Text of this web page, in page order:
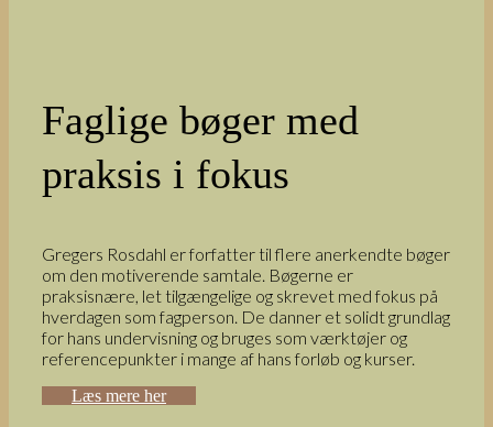
Faglige bøger med
praksis i fokus
Gregers Rosdahl er forfatter til flere anerkendte bøger
om den motiverende samtale. Bøgerne er
praksisnære, let tilgængelige og skrevet med fokus på
hverdagen som fagperson. De danner et solidt grundlag
for hans undervisning og bruges som værktøjer og
referencepunkter i mange af hans forløb og kurser.
Læs mere her